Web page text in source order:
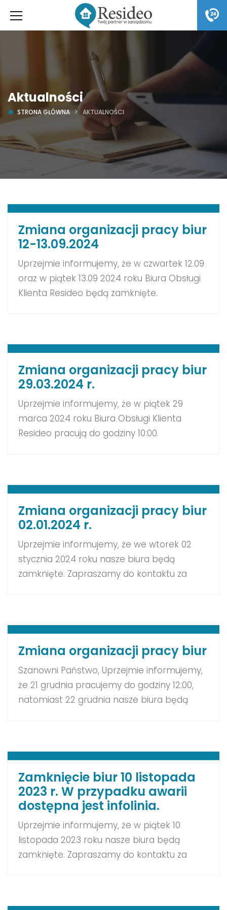
Aktualności
STRONA GŁÓWNA AKTUALNOŚCI
Zmiana organizacji pracy biur
12-13.09.2024
Uprzejmie informujemy, że w czwartek 12.09
oraz w piątek 13.09 2024 roku Biura Obsługi
Klienta Resideo będą zamknięte.
gdzie połączą się Państwo z obsługą
techniczną. Za utrudnienia przepraszamy!
Zmiana organizacji pracy biur
29.03.2024 r.
Uprzejmie informujemy, że w piątek 29
marca 2024 roku Biura Obsługi Klienta
Resideo pracują do godziny 10:00.
gdzie połączą się Państwo z obsługą
techniczną. Za utrudnienia przepraszamy!
Zmiana organizacji pracy biur
02.01.2024 r.
Uprzejmie informujemy, że we wtorek 02
stycznia 2024 roku nasze biura będą
zamknięte. Zapraszamy do kontaktu za
obsługą techniczną. Za utrudnienia
przepraszamy!
Zmiana organizacji pracy biur
Szanowni Państwo, Uprzejmie informujemy,
że 21 grudnia pracujemy do godziny 12:00,
natomiast 22 grudnia nasze biura będą
pojawi się przerwa w dostępie do Portalu
Obsługi Klienta. Za utrudnienia
przepraszamy. W przypadku awarii
funkcjonuje Pomocna Linia […]
Zamknięcie biur 10 listopada
2023 r. W przypadku awarii
dostępna jest infolinia.
Uprzejmie informujemy, że w piątek 10
listopada 2023 roku nasze biura będą
zamknięte. Zapraszamy do kontaktu za